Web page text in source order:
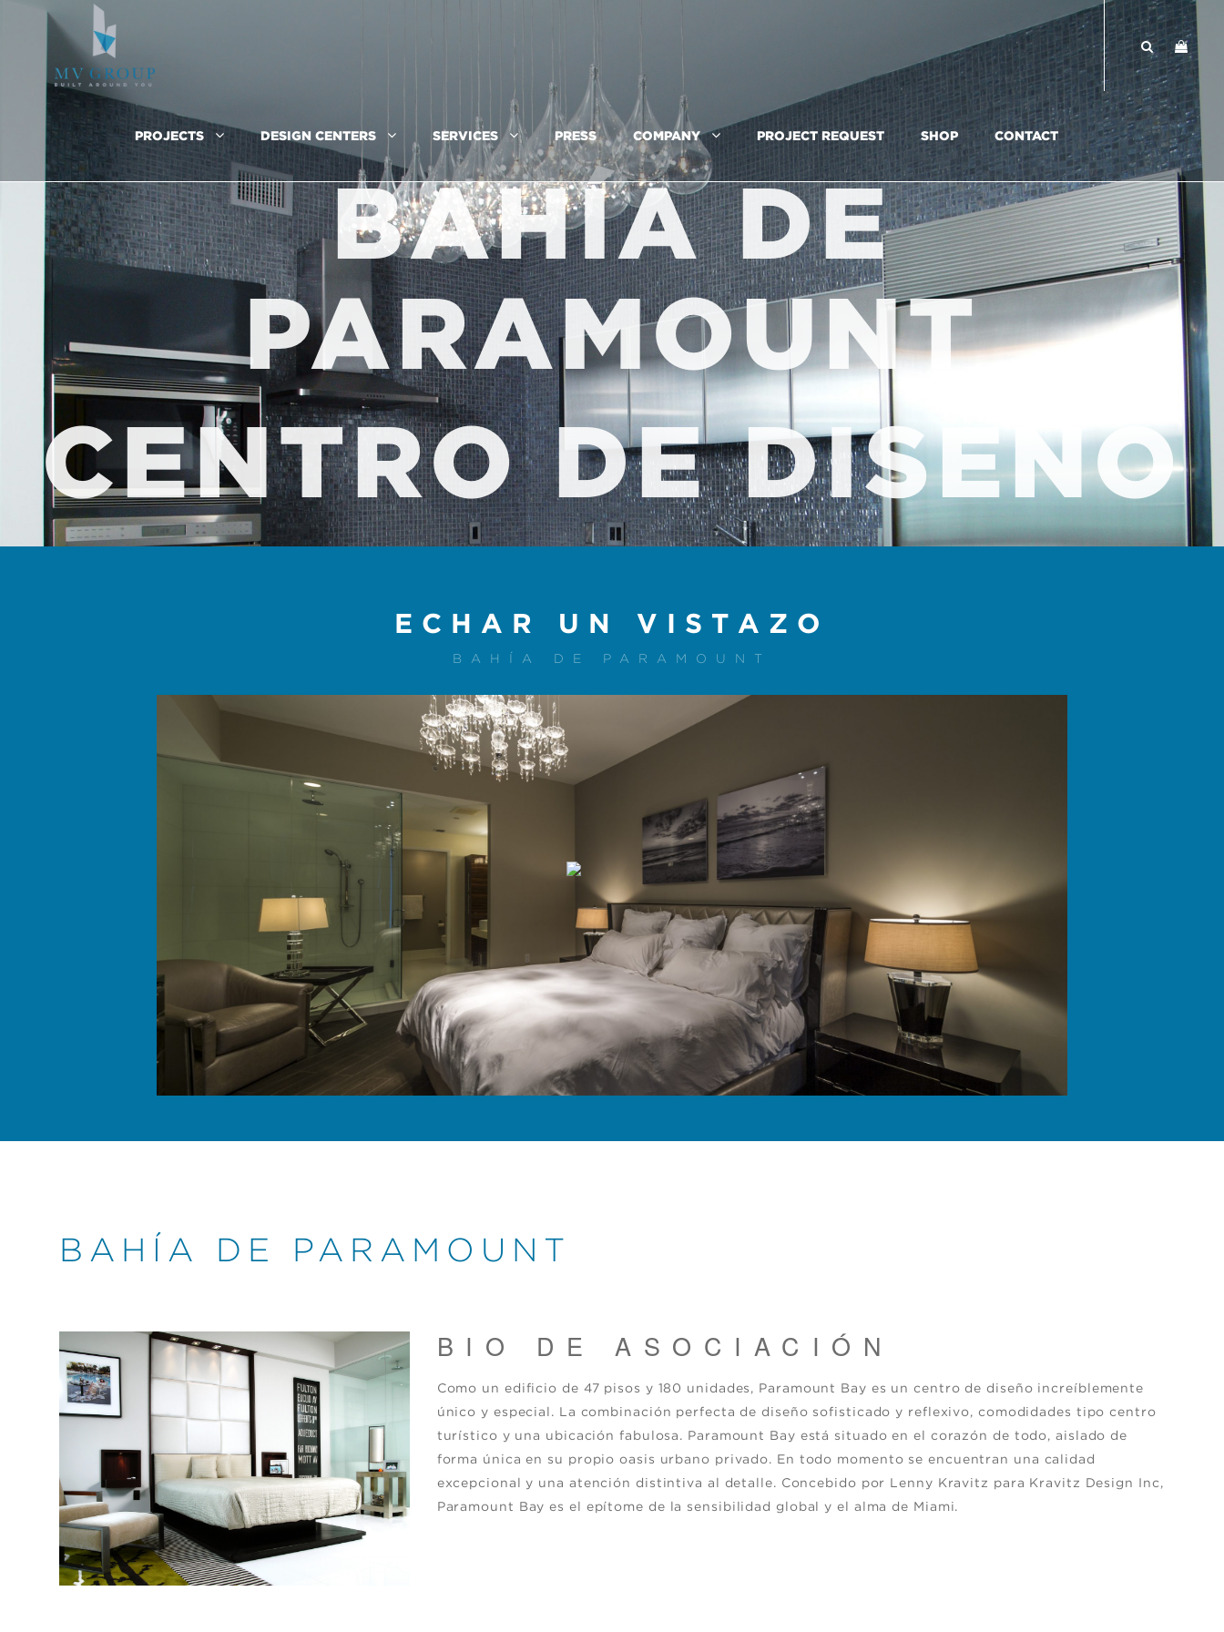
PROJECTS DESIGN CENTERS SERVICES PRESS COMPANY PROJECT REQUEST SHOP CONTACT
BAHÍA DE
PARAMOUNT
CENTRO DE DISEÑO
ECHAR UN VISTAZO
BAHÍA DE PARAMOUNT
BAHÍA DE PARAMOUNT
BIO DE ASOCIACIÓN
Como un edificio de 47 pisos y 180 unidades, Paramount Bay es un centro de diseño increíblemente
único y especial. La combinación perfecta de diseño sofisticado y reflexivo, comodidades tipo centro
turístico y una ubicación fabulosa. Paramount Bay está situado en el corazón de todo, aislado de
forma única en su propio oasis urbano privado. En todo momento se encuentran una calidad
excepcional y una atención distintiva al detalle. Concebido por Lenny Kravitz para Kravitz Design Inc,
Paramount Bay es el epítome de la sensibilidad global y el alma de Miami.